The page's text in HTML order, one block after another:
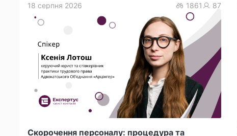
Скорочення персоналу: процедура та
18 серпня 2026 1861 87